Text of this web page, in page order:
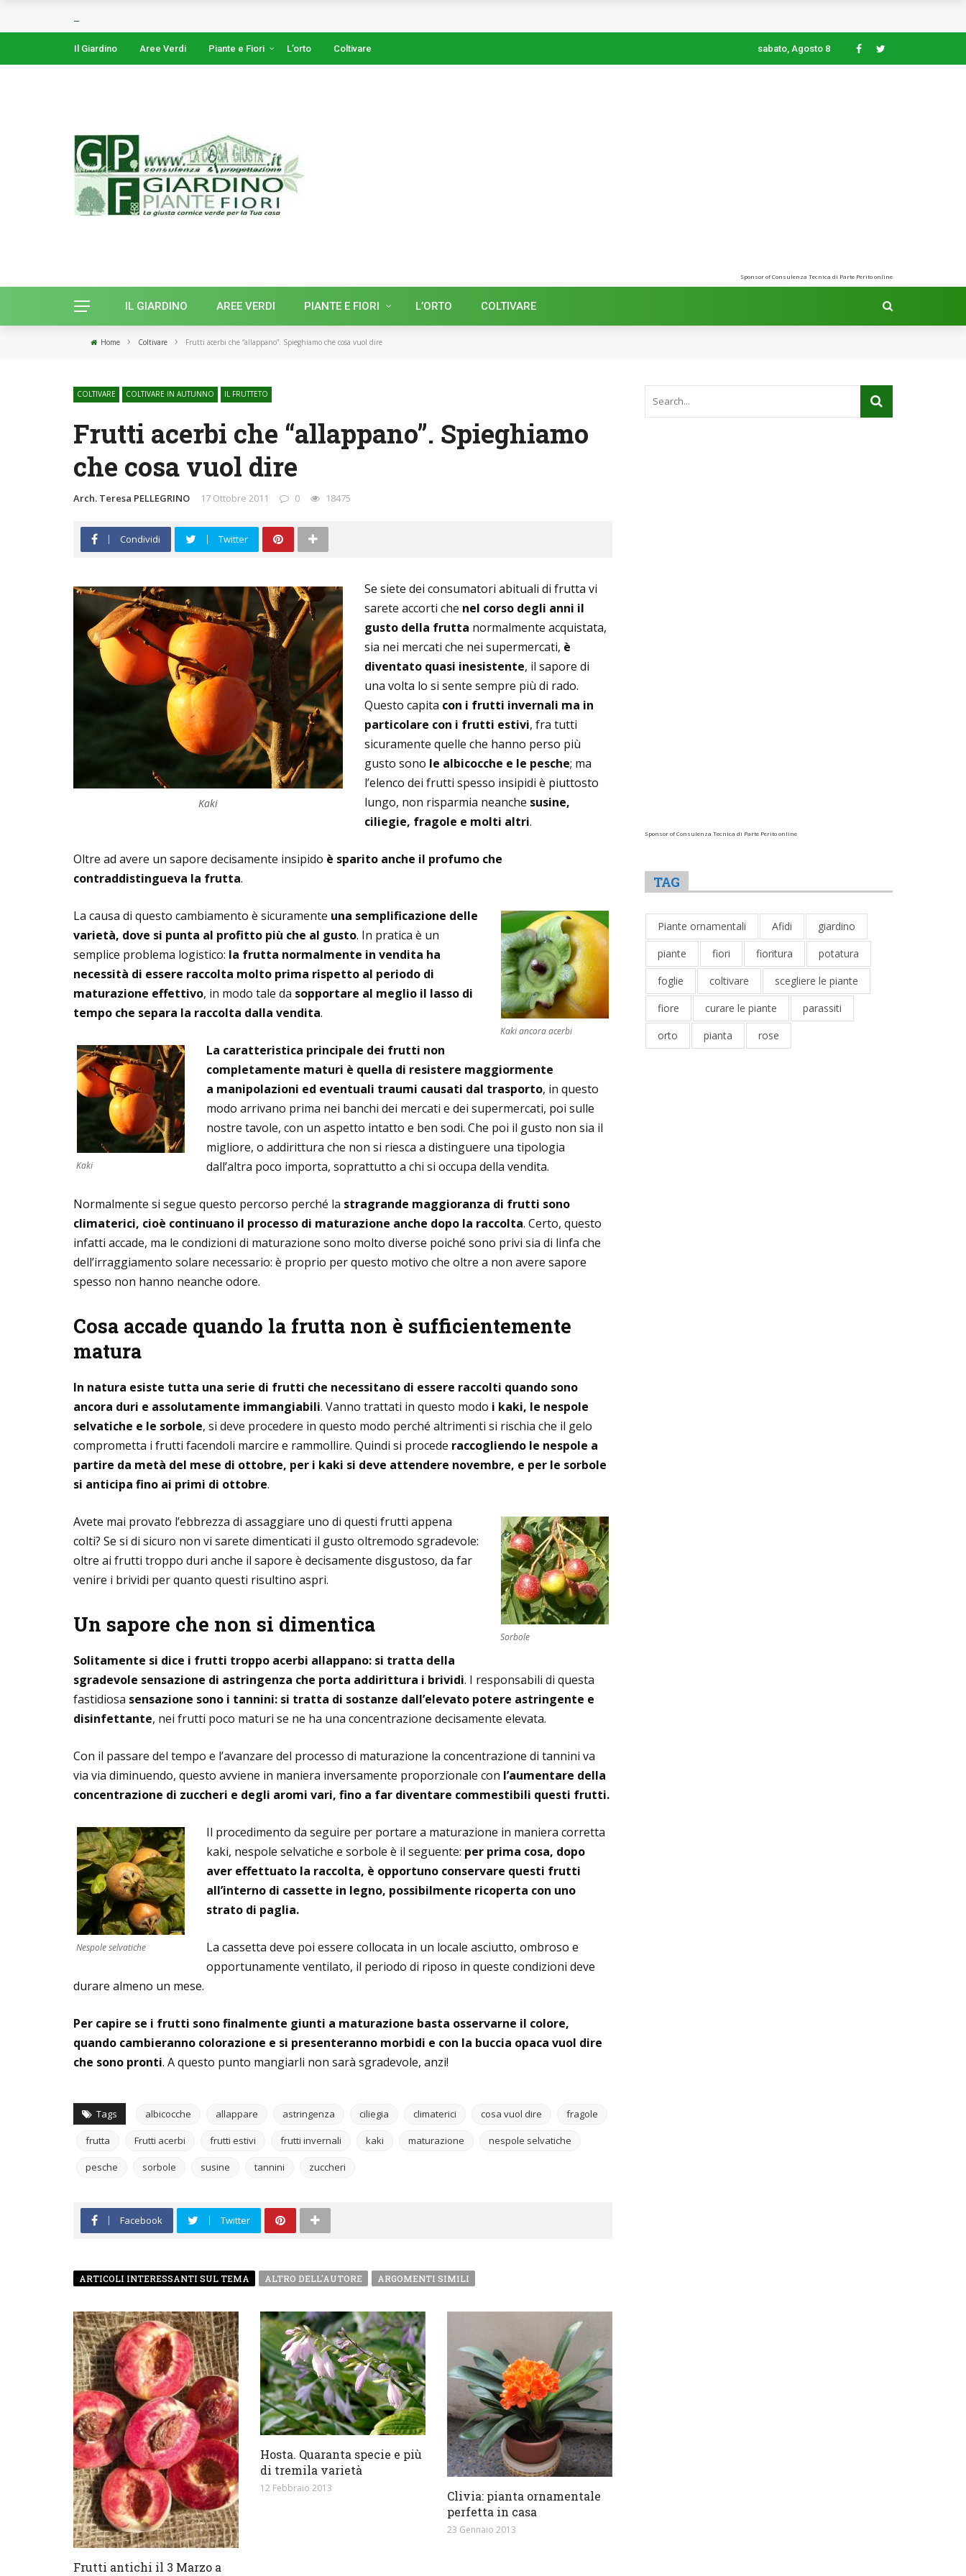
Il Giardino Aree Verdi Piante e Fiori L’orto Coltivare sabato, Agosto 8
Sponsor of Consulenza Tecnica di Parte Perito online
IL GIARDINO AREE VERDI PIANTE E FIORI L’ORTO COLTIVARE
Home › Coltivare › Frutti acerbi che “allappano”. Spieghiamo che cosa vuol dire
COLTIVARE COLTIVARE IN AUTUNNO IL FRUTTETO
Frutti acerbi che “allappano”. Spieghiamo
che cosa vuol dire
Arch. Teresa PELLEGRINO 17 Ottobre 2011 0 18475
Condividi Twitter
Kaki
Se siete dei consumatori abituali di frutta vi
sarete accorti che nel corso degli anni il
gusto della frutta normalmente acquistata,
sia nei mercati che nei supermercati, è
diventato quasi inesistente, il sapore di
una volta lo si sente sempre più di rado.
Questo capita con i frutti invernali ma in
particolare con i frutti estivi, fra tutti
sicuramente quelle che hanno perso più
gusto sono le albicocche e le pesche; ma
l’elenco dei frutti spesso insipidi è piuttosto
lungo, non risparmia neanche susine,
ciliegie, fragole e molti altri.
Oltre ad avere un sapore decisamente insipido è sparito anche il profumo che
contraddistingueva la frutta.
Kaki ancora acerbi
La causa di questo cambiamento è sicuramente una semplificazione delle
varietà, dove si punta al profitto più che al gusto. In pratica è un
semplice problema logistico: la frutta normalmente in vendita ha
necessità di essere raccolta molto prima rispetto al periodo di
maturazione effettivo, in modo tale da sopportare al meglio il lasso di
tempo che separa la raccolta dalla vendita.
Kaki
La caratteristica principale dei frutti non
completamente maturi è quella di resistere maggiormente
a manipolazioni ed eventuali traumi causati dal trasporto, in questo
modo arrivano prima nei banchi dei mercati e dei supermercati, poi sulle
nostre tavole, con un aspetto intatto e ben sodi. Che poi il gusto non sia il
migliore, o addirittura che non si riesca a distinguere una tipologia
dall’altra poco importa, soprattutto a chi si occupa della vendita.
Normalmente si segue questo percorso perché la stragrande maggioranza di frutti sono
climaterici, cioè continuano il processo di maturazione anche dopo la raccolta. Certo, questo
infatti accade, ma le condizioni di maturazione sono molto diverse poiché sono privi sia di linfa che
dell’irraggiamento solare necessario: è proprio per questo motivo che oltre a non avere sapore
spesso non hanno neanche odore.
Cosa accade quando la frutta non è sufficientemente
matura
In natura esiste tutta una serie di frutti che necessitano di essere raccolti quando sono
ancora duri e assolutamente immangiabili. Vanno trattati in questo modo i kaki, le nespole
selvatiche e le sorbole, si deve procedere in questo modo perché altrimenti si rischia che il gelo
comprometta i frutti facendoli marcire e rammollire. Quindi si procede raccogliendo le nespole a
partire da metà del mese di ottobre, per i kaki si deve attendere novembre, e per le sorbole
si anticipa fino ai primi di ottobre.
Sorbole
Avete mai provato l’ebbrezza di assaggiare uno di questi frutti appena
colti? Se si di sicuro non vi sarete dimenticati il gusto oltremodo sgradevole:
oltre ai frutti troppo duri anche il sapore è decisamente disgustoso, da far
venire i brividi per quanto questi risultino aspri.
Un sapore che non si dimentica
Solitamente si dice i frutti troppo acerbi allappano: si tratta della
sgradevole sensazione di astringenza che porta addirittura i brividi. I responsabili di questa
fastidiosa sensazione sono i tannini: si tratta di sostanze dall’elevato potere astringente e
disinfettante, nei frutti poco maturi se ne ha una concentrazione decisamente elevata.
Con il passare del tempo e l’avanzare del processo di maturazione la concentrazione di tannini va
via via diminuendo, questo avviene in maniera inversamente proporzionale con l’aumentare della
concentrazione di zuccheri e degli aromi vari, fino a far diventare commestibili questi frutti.
Nespole selvatiche
Il procedimento da seguire per portare a maturazione in maniera corretta
kaki, nespole selvatiche e sorbole è il seguente: per prima cosa, dopo
aver effettuato la raccolta, è opportuno conservare questi frutti
all’interno di cassette in legno, possibilmente ricoperta con uno
strato di paglia.
La cassetta deve poi essere collocata in un locale asciutto, ombroso e
opportunamente ventilato, il periodo di riposo in queste condizioni deve
durare almeno un mese.
Per capire se i frutti sono finalmente giunti a maturazione basta osservarne il colore,
quando cambieranno colorazione e si presenteranno morbidi e con la buccia opaca vuol dire
che sono pronti. A questo punto mangiarli non sarà sgradevole, anzi!
Tags albicocche allappare astringenza ciliegia climaterici cosa vuol dire fragole
frutta Frutti acerbi frutti estivi frutti invernali kaki maturazione nespole selvatiche
pesche sorbole susine tannini zuccheri
Facebook Twitter
ARTICOLI INTERESSANTI SUL TEMA ALTRO DELL'AUTORE ARGOMENTI SIMILI
Frutti antichi il 3 Marzo a
Hosta. Quaranta specie e più
di tremila varietà
12 Febbraio 2013
Clivia: pianta ornamentale
perfetta in casa
23 Gennaio 2013
Sponsor of Consulenza Tecnica di Parte Perito online
TAG
Piante ornamentali Afidi
giardino
piante
fiori fioritura
potatura
foglie
coltivare
scegliere le piante
fiore
curare le piante
parassiti
orto
pianta rose